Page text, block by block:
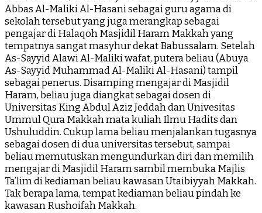
Abbas Al-Maliki Al-Hasani sebagai guru agama di
sekolah tersebut yang juga merangkap sebagai
pengajar di Halaqoh Masjidil Haram Makkah yang
tempatnya sangat masyhur dekat Babussalam. Setelah
As-Sayyid Alawi Al-Maliki wafat, putera beliau (Abuya
As-Sayyid Muhammad Al-Maliki Al-Hasani) tampil
sebagai penerus. Disamping mengajar di Masjidil
Haram, beliau juga diangkat sebagai dosen di
Universitas King Abdul Aziz Jeddah dan Univesitas
Ummul Qura Makkah mata kuliah Ilmu Hadits dan
Ushuluddin. Cukup lama beliau menjalankan tugasnya
sebagai dosen di dua universitas tersebut, sampai
beliau memutuskan mengundurkan diri dan memilih
mengajar di Masjidil Haram sambil membuka Majlis
Ta’lim di kediaman beliau kawasan Utaibiyyah Makkah.
Tak berapa lama, tempat kediaman beliau pindah ke
kawasan Rushoifah Makkah.